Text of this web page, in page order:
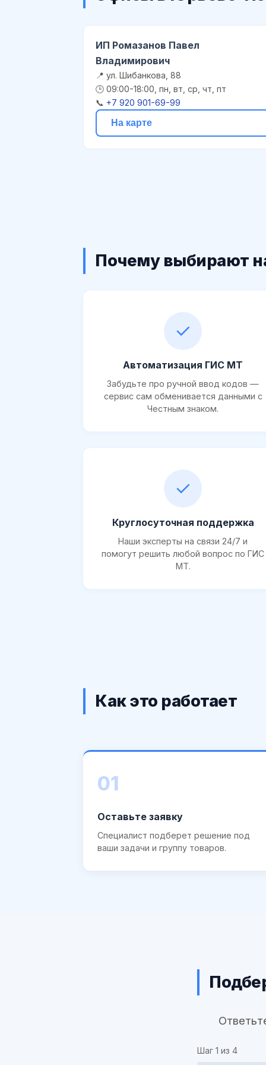
ИП Ромазанов Павел
Владимирович
📍 ул. Шибанкова, 88
🕒 09:00-18:00, пн, вт, ср, чт, пт
📞 +7 920 901-69-99
На карте
Почему выбирают
✓
Автоматизация ГИС МТ
Забудьте про ручной ввод кодов —
сервис сам обменивается данными с
Честным знаком.
✓
Круглосуточная поддержка
Наши эксперты на связи 24/7 и
помогут решить любой вопрос по ГИС
МТ.
Как это работает
01
Оставьте заявку
Специалист подберет решение под
ваши задачи и группу товаров.
Шаг 1 из 4